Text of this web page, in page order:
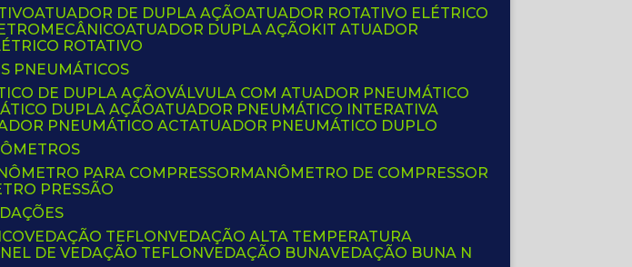
ATUADOR DE DUPLA AÇÃO
ATUADOR ROTATIVO ELÉTRICO
ATUADOR DUPLA AÇÃO
KIT ATUADOR
ROTATIVO
PNEUMÁTICOS
DE DUPLA AÇÃO VÁLVULA COM ATUADOR PNEUMÁTICO
DUPLA AÇÃO
ATUADOR PNEUMÁTICO INTERATIVA
PNEUMÁTICO ACT
ATUADOR PNEUMÁTICO DUPLO
PARA COMPRESSOR
MANÔMETRO DE COMPRESSOR
PRESSÃO
VEDAÇÃO TEFLON
VEDAÇÃO ALTA TEMPERATURA
ANEL DE VEDAÇÃO TEFLON VEDAÇÃO BUNA VEDAÇÃO BUNA N